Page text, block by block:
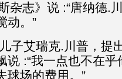
杂志》说 :“唐纳德.
动。”
子艾瑞克.川普，提
说 :“我一点也不在
球场的费用。”